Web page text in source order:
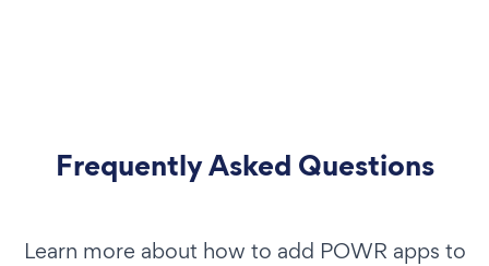
Frequently Asked Questions
Learn more about how to add POWR apps to